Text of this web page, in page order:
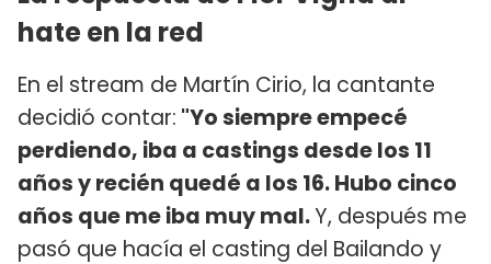
hate en la red
En el stream de Martín Cirio, la cantante
decidió contar: "Yo siempre empecé
perdiendo, iba a castings desde los 11
años y recién quedé a los 16. Hubo cinco
años que me iba muy mal.Y, después me
pasó que hacía el casting del Bailando y